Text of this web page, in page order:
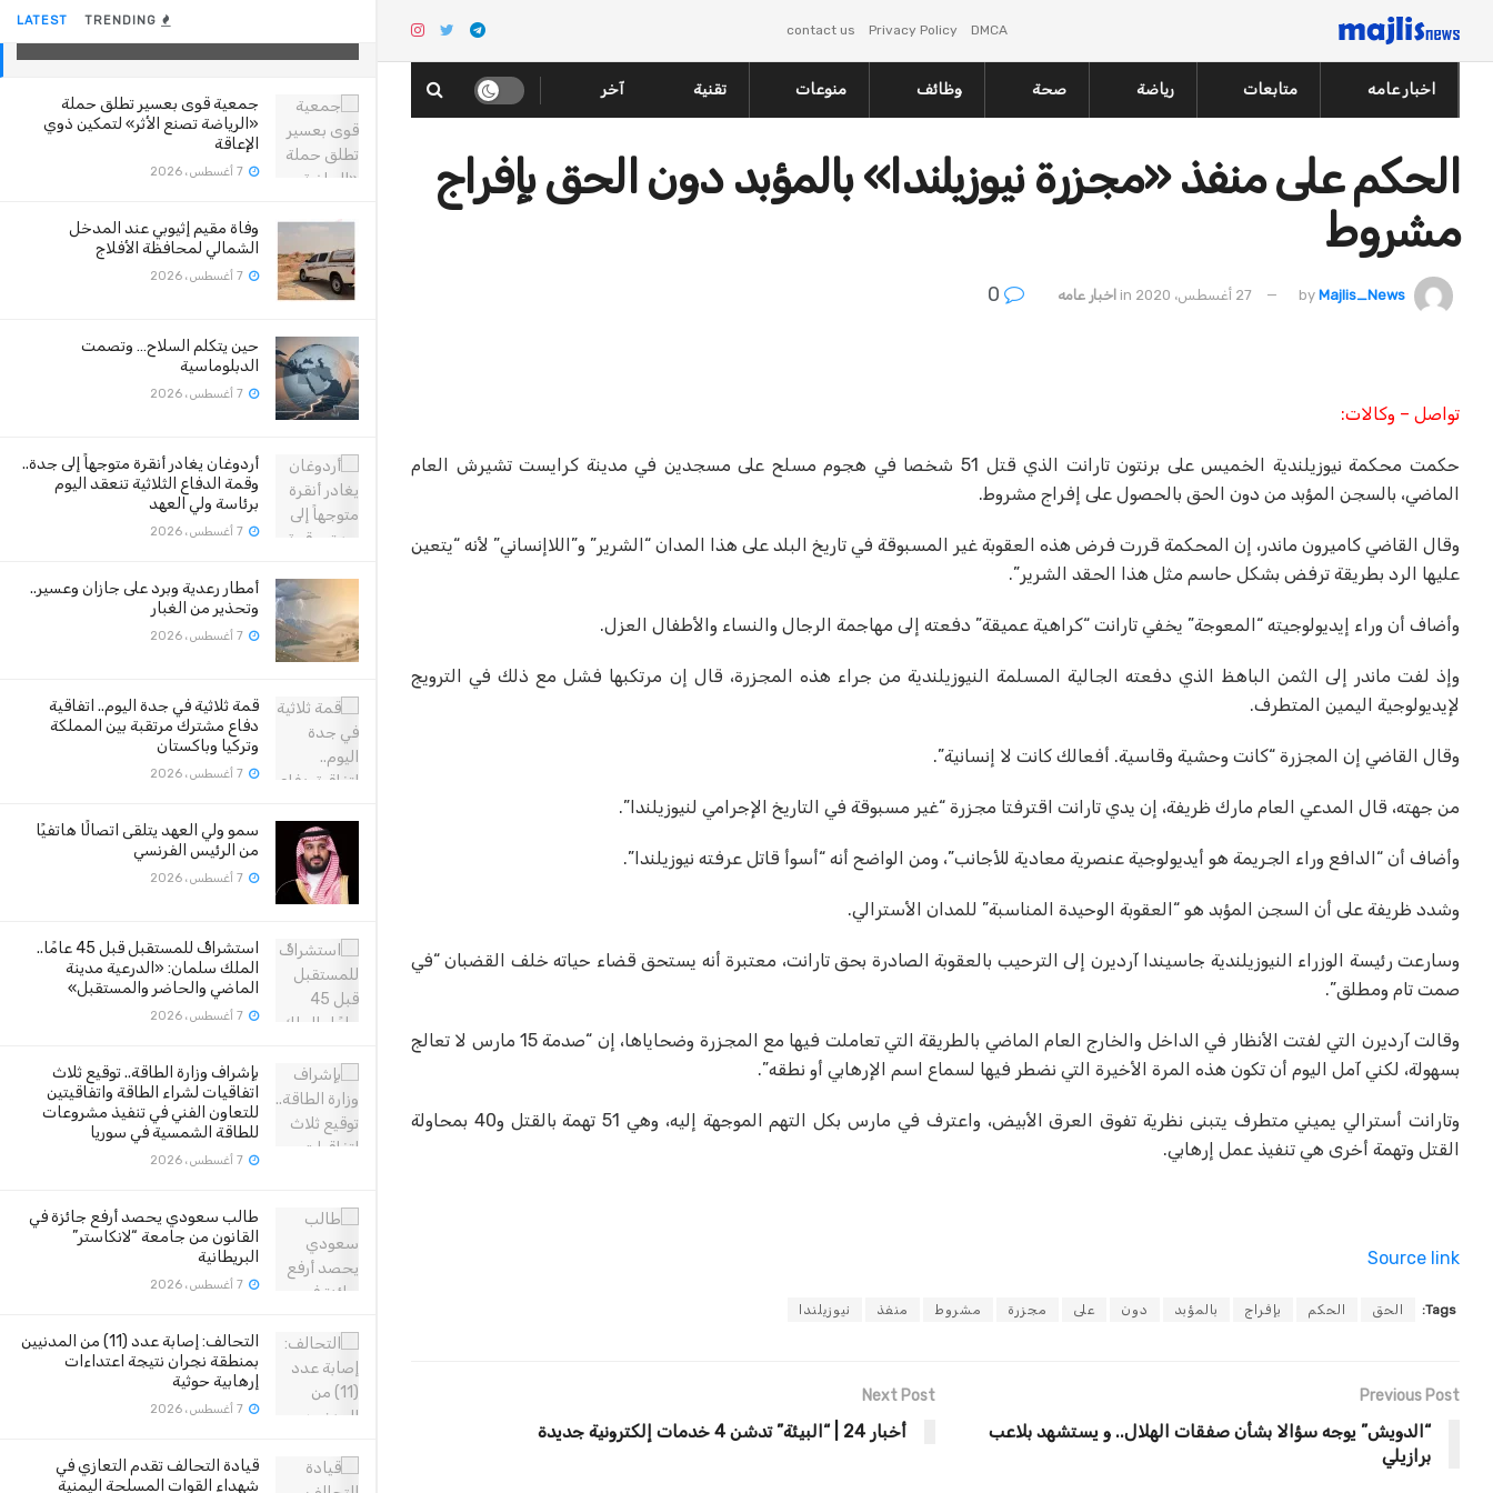
LATEST
جمعية قوى بعسير تطلق حملة
«الرياضة تصنع الأثر» لتمكين ذوي
الإعاقة
وفاة مقيم إثيوبي عند المدخل
الشمالي لمحافظة الأفلاج
حين يتكلم السلاح… وتصمت
الدبلوماسية
أردوغان يغادر أنقرة متوجهاً إلى جدة..
وقمة الدفاع الثلاثية تنعقد اليوم
برئاسة ولي العهد
أمطار رعدية وبرد على جازان وعسير..
وتحذير من الغبار
قمة ثلاثية في جدة اليوم.. اتفاقية
دفاع مشترك مرتقبة بين المملكة
وتركيا وباكستان
سمو ولي العهد يتلقى اتصالًا هاتفيًا
من الرئيس الفرنسي
استشرافٌ للمستقبل قبل 45 عامًا..
الملك سلمان: «الدرعية مدينة
الماضي والحاضر والمستقبل»
بإشراف وزارة الطاقة.. توقيع ثلاث
اتفاقيات لشراء الطاقة واتفاقيتين
للتعاون الفني في تنفيذ مشروعات
للطاقة الشمسية في سوريا
طالب سعودي يحصد أرفع جائزة في
القانون من جامعة “لانكاستر”
البريطانية
التحالف: إصابة عدد (11) من المدنيين
بمنطقة نجران نتيجة اعتداءات
إرهابية حوثية
قيادة التحالف تقدم التعازي في
شهداء القوات المسلحة اليمنية
DMCA
Privacy Policy
contact us
اخبار عامه متابعات رياضة صحة وظائف منوعات تقنية آخر
الحكم على منفذ «مجزرة نيوزيلندا» بالمؤبد دون الحق بإفراج
مشروط
by Majlis_News 27 أغسطس، 2020 in اخبار عامه
تواصل – وكالات:
حكمت محكمة نيوزيلندية الخميس على برنتون تارانت الذي قتل 51 شخصا في هجوم مسلح على مسجدين في مدينة كرايست تشيرش العام
الماضي، بالسجن المؤبد من دون الحق بالحصول على إفراج مشروط.
وقال القاضي كاميرون ماندر، إن المحكمة قررت فرض هذه العقوبة غير المسبوقة في تاريخ البلد على هذا المدان “الشرير” و”اللاإنساني” لأنه “يتعين
عليها الرد بطريقة ترفض بشكل حاسم مثل هذا الحقد الشرير”.
وأضاف أن وراء إيديولوجيته “المعوجة” يخفي تارانت “كراهية عميقة” دفعته إلى مهاجمة الرجال والنساء والأطفال العزل.
وإذ لفت ماندر إلى الثمن الباهظ الذي دفعته الجالية المسلمة النيوزيلندية من جراء هذه المجزرة، قال إن مرتكبها فشل مع ذلك في الترويج
لإيديولوجية اليمين المتطرف.
وقال القاضي إن المجزرة “كانت وحشية وقاسية. أفعالك كانت لا إنسانية”.
من جهته، قال المدعي العام مارك ظريفة، إن يدي تارانت اقترفتا مجزرة “غير مسبوقة في التاريخ الإجرامي لنيوزيلندا”.
وأضاف أن “الدافع وراء الجريمة هو أيديولوجية عنصرية معادية للأجانب”، ومن الواضح أنه “أسوأ قاتل عرفته نيوزيلندا”.
وشدد ظريفة على أن السجن المؤبد هو “العقوبة الوحيدة المناسبة” للمدان الأسترالي.
وسارعت رئيسة الوزراء النيوزيلندية جاسيندا آرديرن إلى الترحيب بالعقوبة الصادرة بحق تارانت، معتبرة أنه يستحق قضاء حياته خلف القضبان “في
صمت تام ومطلق”.
وقالت آرديرن التي لفتت الأنظار في الداخل والخارج العام الماضي بالطريقة التي تعاملت فيها مع المجزرة وضحاياها، إن “صدمة 15 مارس لا تعالج
بسهولة، لكني آمل اليوم أن تكون هذه المرة الأخيرة التي نضطر فيها لسماع اسم الإرهابي أو نطقه”.
وتارانت أسترالي يميني متطرف يتبنى نظرية تفوق العرق الأبيض، واعترف في مارس بكل التهم الموجهة إليه، وهي 51 تهمة بالقتل و40 بمحاولة
القتل وتهمة أخرى هي تنفيذ عمل إرهابي.
Source link
Tags: الحق الحكم بإفراج بالمؤبد دون على مجزرة مشروط منفذ نيوزيلندا
Previous Post
“الدويش” يوجه سؤالا بشأن صفقات الهلال.. و يستشهد بلاعب
برازيلي
Next Post
أخبار 24 | “البيئة” تدشن 4 خدمات إلكترونية جديدة